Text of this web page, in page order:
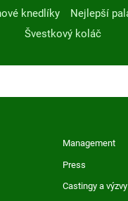
knedlíky
Nejlepší
Švestkový koláč
Management
Press
Castingy a výzvy